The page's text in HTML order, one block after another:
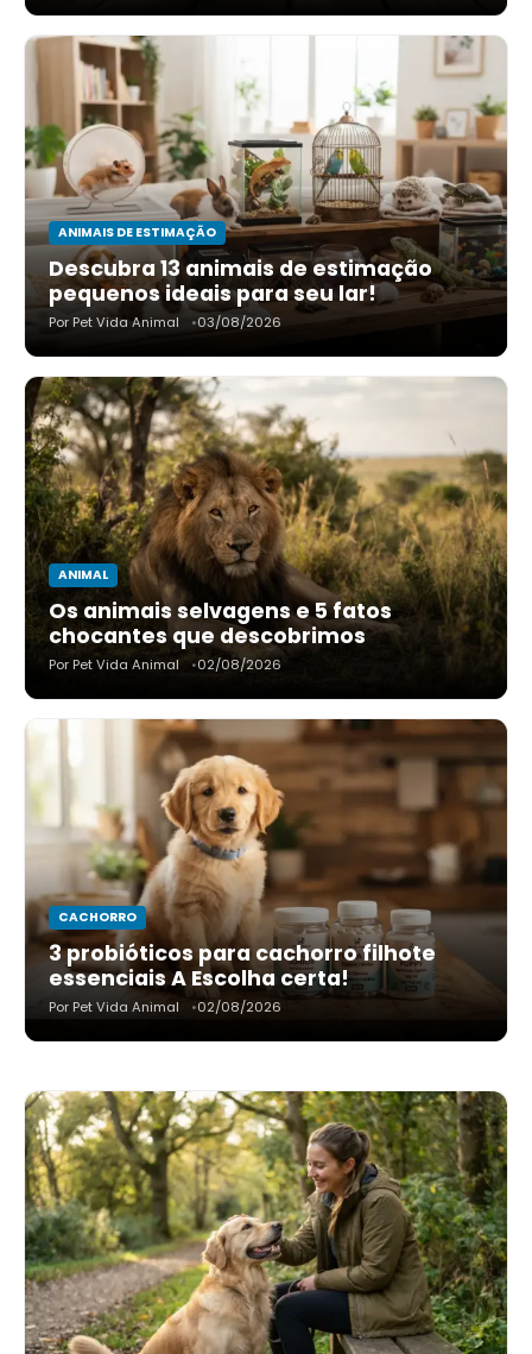
ANIMAIS DE ESTIMAÇÃO
Descubra 13 animais de estimação
pequenos ideais para seu lar!
Por Pet Vida Animal 03/08/2026
ANIMAL
Os animais selvagens e 5 fatos
chocantes que descobrimos
Por Pet Vida Animal 02/08/2026
CACHORRO
3 probióticos para cachorro filhote
essenciais A Escolha certa!
Por Pet Vida Animal 02/08/2026